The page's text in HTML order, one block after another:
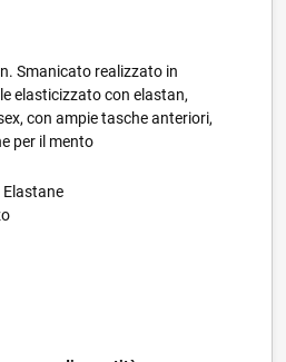
Smanicato realizzato in
elasticizzato con elastan,
con ampie tasche anteriori,
per il mento
Elastane